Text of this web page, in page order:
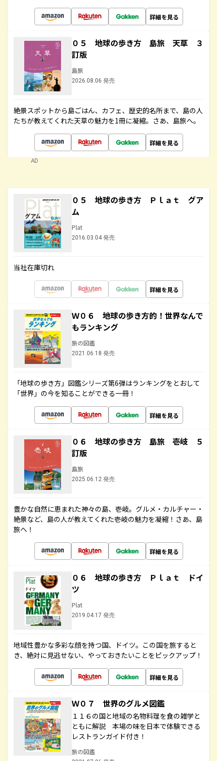
詳細を見る
０５ 地球の歩き方 島旅 天草 ３
訂版
島旅
2026.08.06 発売
絶景スポットから島ごはん、カフェ、歴史的名所まで、島の人
たちが教えてくれた天草の魅力を1冊に凝縮。さあ、島旅へ。
詳細を見る
AD
０５ 地球の歩き方 Ｐｌａｔ グア
ム
Plat
2016.03.04 発売
当社在庫切れ
詳細を見る
Ｗ０６ 地球の歩き方的！世界なんで
もランキング
旅の図鑑
2021.06.18 発売
「地球の歩き方」図鑑シリーズ第6弾はランキングをとおして
「世界」の今を知ることができる一冊！
詳細を見る
０６ 地球の歩き方 島旅 壱岐 ５
訂版
島旅
2025.06.12 発売
豊かな自然に恵まれた神々の島、壱岐。グルメ・カルチャー・
絶景など、島の人が教えてくれた壱岐の魅力を凝縮！さあ、島
旅へ！
詳細を見る
０６ 地球の歩き方 Ｐｌａｔ ドイ
ツ
Plat
2019.04.17 発売
地域性豊かな多彩な顔を持つ国、ドイツ。この国を旅すると
き、絶対に見逃せない、やっておきたいことをピックアップ！
詳細を見る
Ｗ０７ 世界のグルメ図鑑
１１６の国と地域の名物料理を食の雑学と
ともに解説 本場の味を日本で体験できる
レストランガイド付き！
旅の図鑑